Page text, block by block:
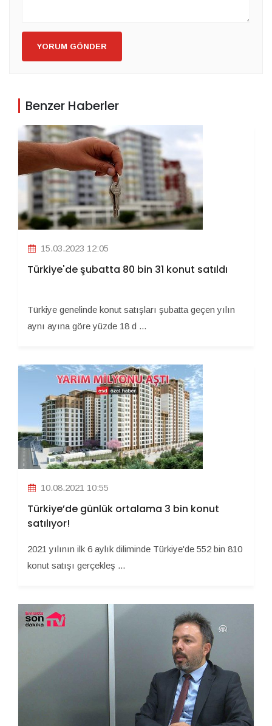
YORUM GÖNDER
Benzer Haberler
15.03.2023 12:05
Türkiye'de şubatta 80 bin 31 konut satıldı
Türkiye genelinde konut satışları şubatta geçen yılın
aynı ayına göre yüzde 18 d ...
10.08.2021 10:55
Türkiye’de günlük ortalama 3 bin konut
satılıyor!
2021 yılının ilk 6 aylık diliminde Türkiye'de 552 bin 810
konut satışı gerçekleş ...